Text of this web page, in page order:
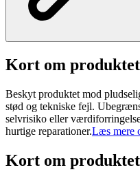
Kort om produktet
Beskyt produktet mod
stød og tekniske fejl.
selvrisiko eller
hurtige reparationer.Læs mere
Kort om produktet